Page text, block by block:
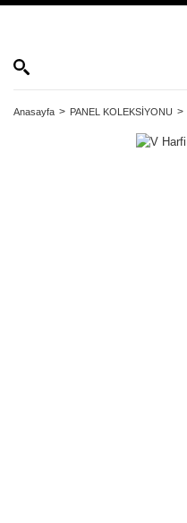
Anasayfa PANEL KOLEKSİYONU